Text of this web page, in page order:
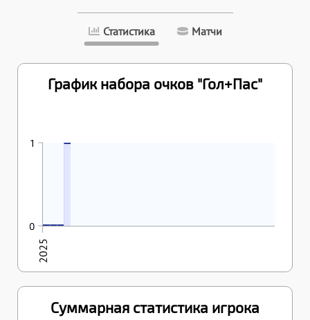
Статистика Матчи
График набора очков "Гол+Пас"
0
1
2025
Суммарная статистика игрока